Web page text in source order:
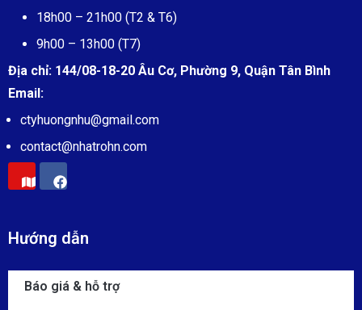
18h00 – 21h00 (T2 & T6)
9h00 – 13h00 (T7)
Địa chỉ: 144/08-18-20 Âu Cơ, Phường 9, Quận Tân Bình
Email:
ctyhuongnhu@gmail.com
contact@nhatrohn.com
Hướng dẫn
Báo giá & hỗ trợ